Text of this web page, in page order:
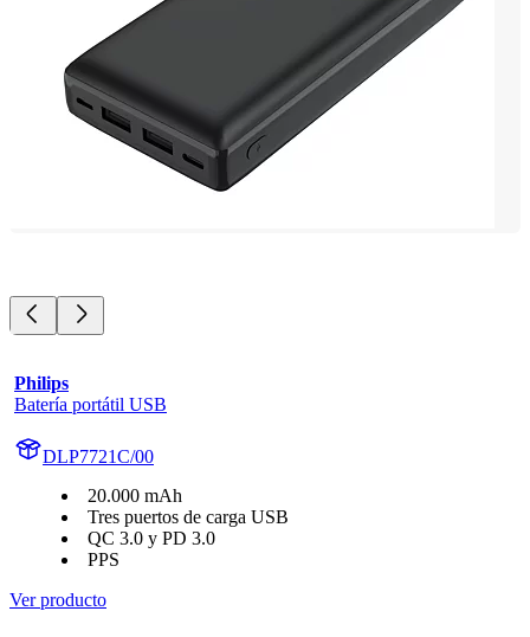
Philips
Batería portátil USB
DLP7721C/00
20.000 mAh
Tres puertos de carga USB
QC 3.0 y PD 3.0
PPS
Ver producto